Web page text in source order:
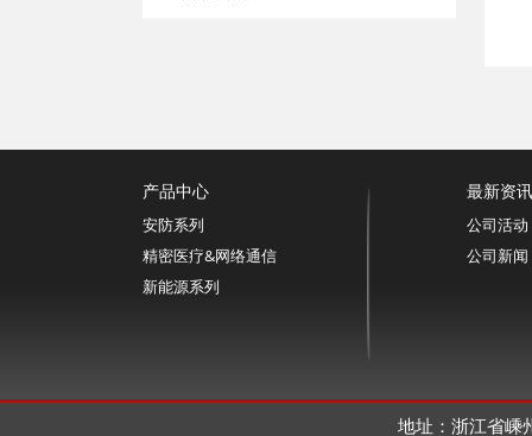
产品中心
安防系列
精密医疗&网络通信
新能源系列
最新资讯
公司活动
公司新闻
地址：浙江省嵊